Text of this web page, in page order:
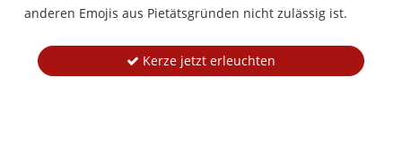
anderen Emojis aus Pietätsgründen nicht zulässig ist.
Kerze jetzt erleuchten